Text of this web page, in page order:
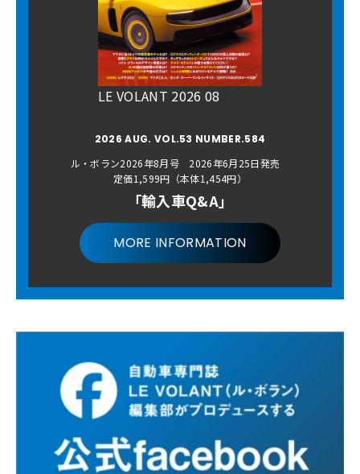
LE VOLANT 2026 08
2026 AUG. VOL.53 NUMBER.584
ル・ボラン2026年8月号 2026年6月25日発売
定価1,599円（本体1,454円）
「輸入車Q&A」
MORE INFORMATION